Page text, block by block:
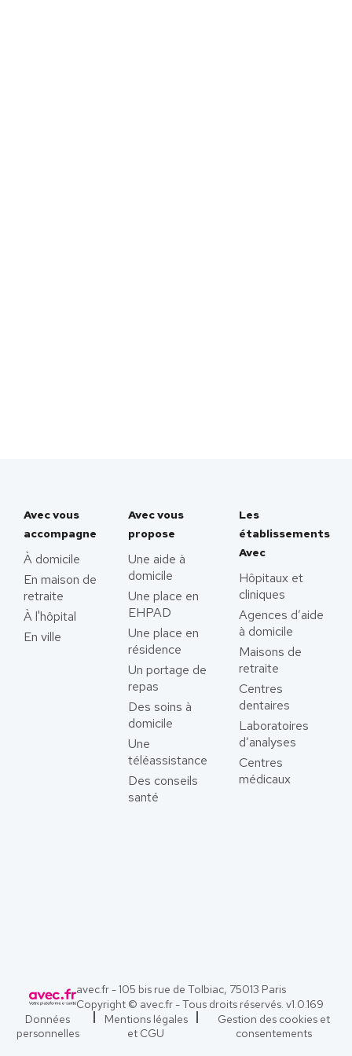
Avec vous
accompagne
À domicile
En maison de
retraite
À l'hôpital
En ville
Avec vous
propose
Une aide à
domicile
Une place en
EHPAD
Une place en
résidence
Un portage de
repas
Des soins à
domicile
Une
téléassistance
Des conseils
santé
Les
établissements
Avec
Hôpitaux et
cliniques
Agences d’aide
à domicile
Maisons de
retraite
Centres
dentaires
Laboratoires
d’analyses
Centres
médicaux
avec.fr - 105 bis rue de Tolbiac, 75013 Paris
Copyright © avec.fr - Tous droits réservés. v1.0.169
Données
personnelles
Mentions légales
et CGU
Gestion des cookies et
consentements